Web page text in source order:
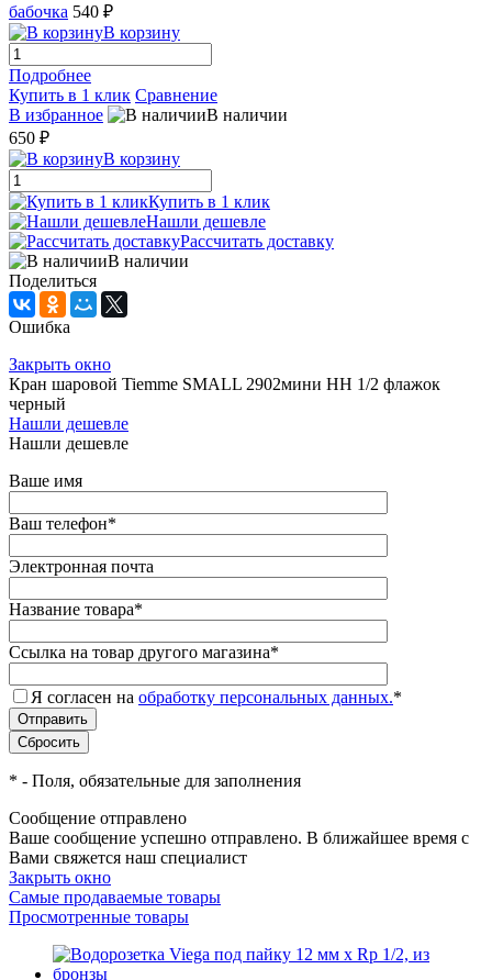
бабочка 540 ₽
В корзину
Подробнее
Купить в 1 клик Сравнение
В избранное
В наличии
650 ₽
В корзину
Купить в 1 клик
Нашли дешевле
Рассчитать доставку
В наличии
Поделиться
Ошибка
Закрыть окно
Кран шаровой Tiemme SMALL 2902мини НН 1/2 флажок
черный
Нашли дешевле
Нашли дешевле
Ваше имя
Ваш телефон*
Электронная почта
Название товара*
Ссылка на товар другого магазина*
Я согласен на обработку персональных данных.*
* - Поля, обязательные для заполнения
Сообщение отправлено
Ваше сообщение успешно отправлено. В ближайшее время с
Вами свяжется наш специалист
Закрыть окно
Самые продаваемые товары
Просмотренные товары